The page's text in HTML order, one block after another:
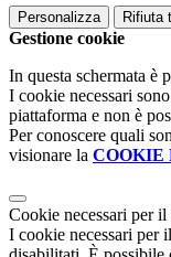
Personalizza Rifiuta
Gestione cookie
In questa schermata è
I cookie necessari
piattaforma e non è
Per conoscere quali
visionare la COOKIE
Cookie necessari per
I cookie necessari per